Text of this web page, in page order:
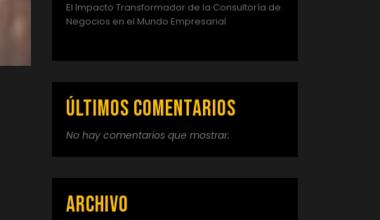
El Impacto Transformador de la Consultoría de
Negocios en el Mundo Empresarial
Últimos comentarios
No hay comentarios que mostrar.
Archivo